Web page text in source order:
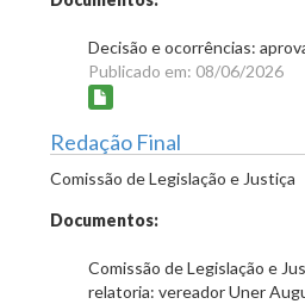
Decisão e ocorrências:
Publicado em: 08/06/2026
Redação Final
Comissão de Legislação e Justiça
Documentos:
Comissão de Legislação e
relatoria: vereador Uner